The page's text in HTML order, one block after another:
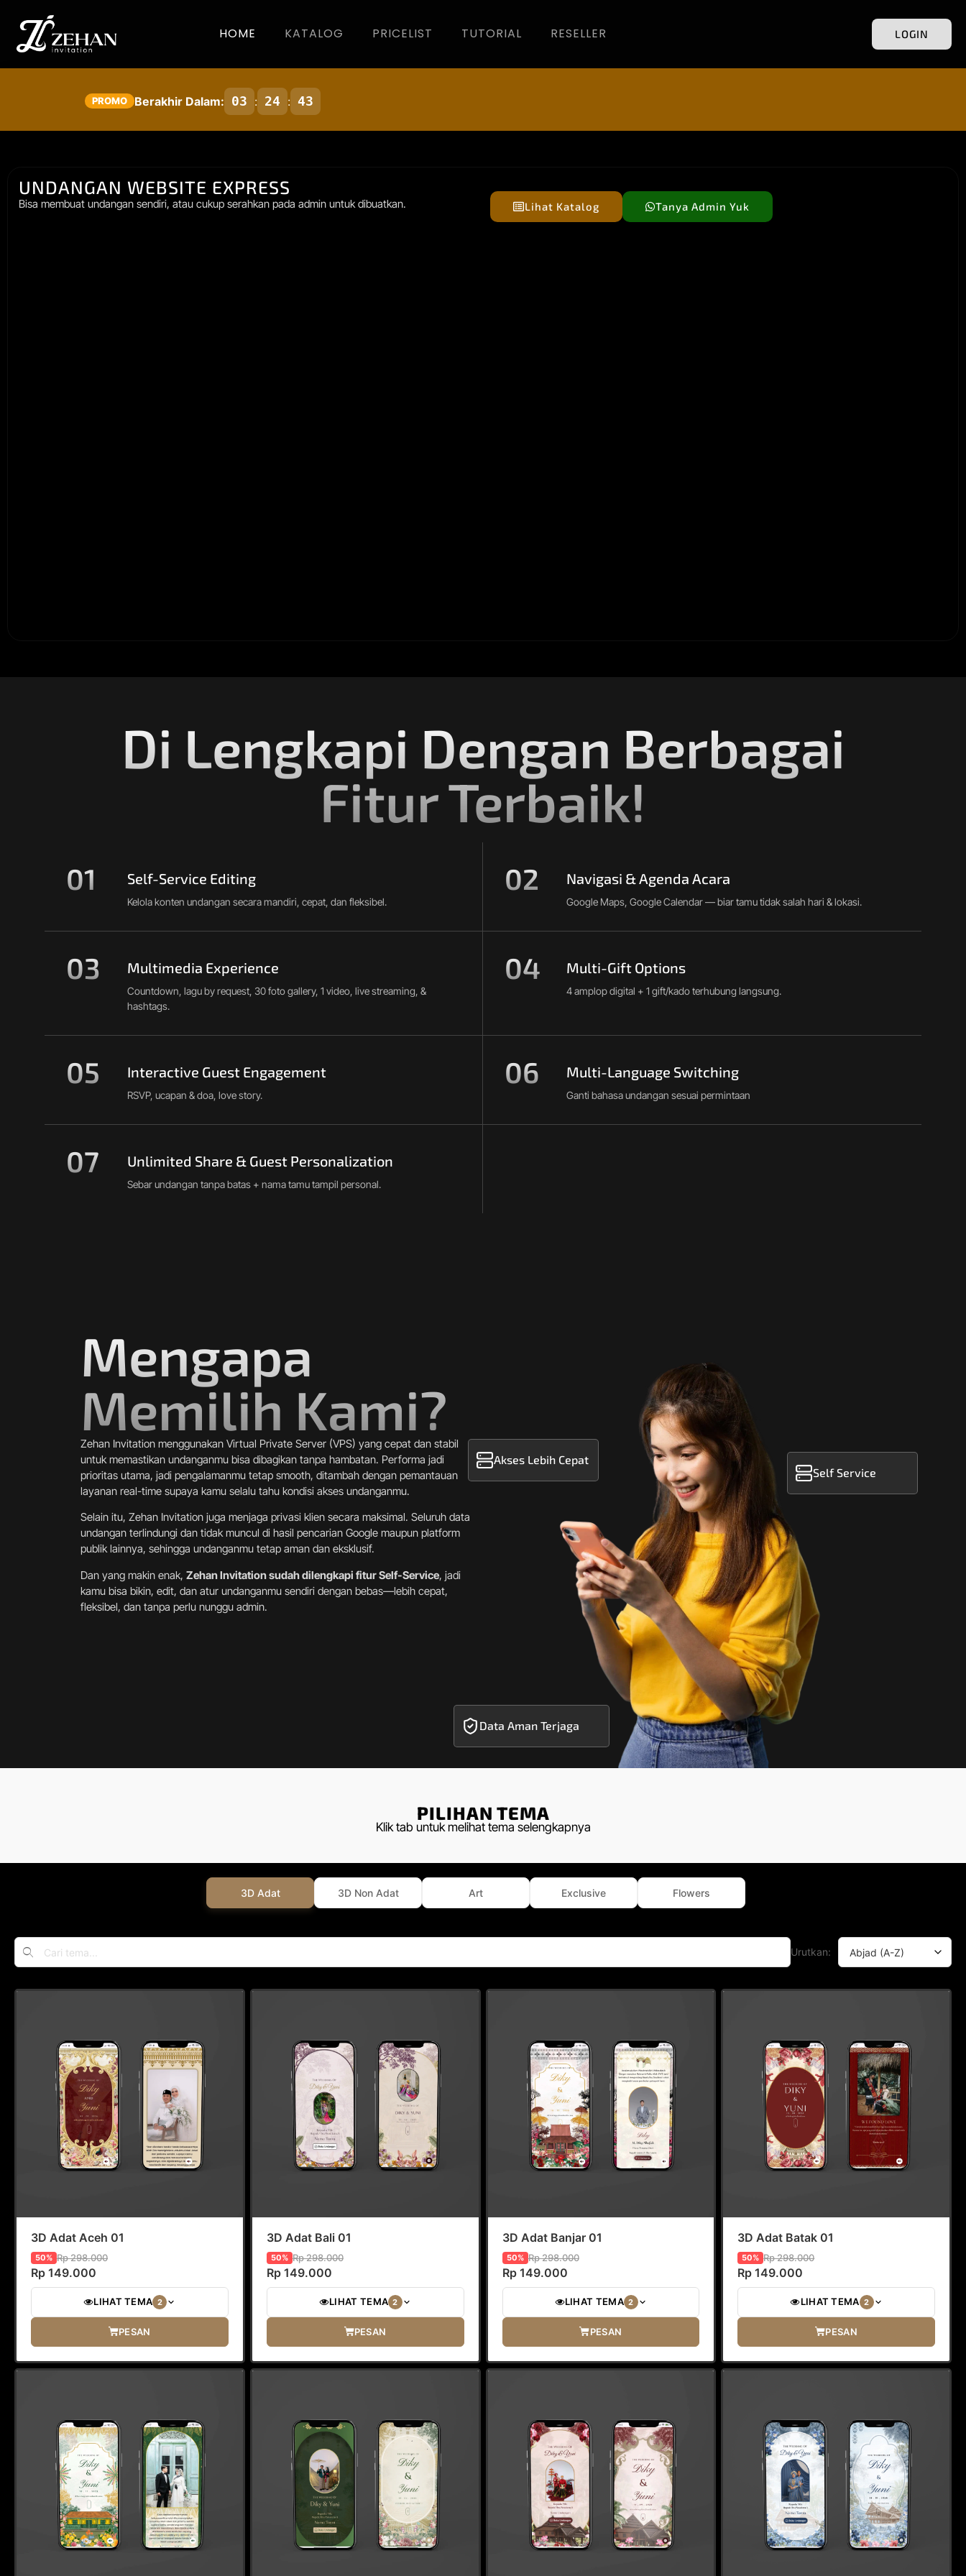
HOME KATALOG PRICELIST TUTORIAL RESELLER LOGIN
PROMO Berakhir Dalam: 03 : 24 : 42
UNDANGAN WEBSITE EXPRESS
Bisa membuat undangan sendiri, atau cukup serahkan pada admin untuk dibuatkan. Lihat Katalog Tanya Admin Yuk
Di Lengkapi Dengan Berbagai
Fitur Terbaik!
01 Self-Service Editing
Kelola konten undangan secara mandiri, cepat, dan fleksibel.
02 Navigasi & Agenda Acara
Google Maps, Google Calendar — biar tamu tidak salah hari & lokasi.
03 Multimedia Experience
Countdown, lagu by request, 30 foto gallery, 1 video, live streaming, &
hashtags.
04 Multi-Gift Options
4 amplop digital + 1 gift/kado terhubung langsung.
05 Interactive Guest Engagement
RSVP, ucapan & doa, love story.
06 Multi-Language Switching
Ganti bahasa undangan sesuai permintaan
07 Unlimited Share & Guest Personalization
Sebar undangan tanpa batas + nama tamu tampil personal.
Mengapa
Memilih Kami?
Zehan Invitation menggunakan Virtual Private Server (VPS) yang cepat dan stabil
untuk memastikan undanganmu bisa dibagikan tanpa hambatan. Performa jadi
prioritas utama, jadi pengalamanmu tetap smooth, ditambah dengan pemantauan
layanan real-time supaya kamu selalu tahu kondisi akses undanganmu.
Selain itu, Zehan Invitation juga menjaga privasi klien secara maksimal. Seluruh data
undangan terlindungi dan tidak muncul di hasil pencarian Google maupun platform
publik lainnya, sehingga undanganmu tetap aman dan eksklusif.
Dan yang makin enak, Zehan Invitation sudah dilengkapi fitur Self-Service, jadi
kamu bisa bikin, edit, dan atur undanganmu sendiri dengan bebas—lebih cepat,
fleksibel, dan tanpa perlu nunggu admin.
Akses Lebih Cepat
Self Service
Data Aman Terjaga
PILIHAN TEMA
Klik tab untuk melihat tema selengkapnya
3D Adat 3D Non Adat Art Exclusive Flowers
Urutkan:
3D Adat Aceh 01
50% Rp 298.000
Rp 149.000
LIHAT TEMA 2
PESAN
3D Adat Bali 01
50% Rp 298.000
Rp 149.000
LIHAT TEMA 2
PESAN
3D Adat Banjar 01
50% Rp 298.000
Rp 149.000
LIHAT TEMA 2
PESAN
3D Adat Batak 01
50% Rp 298.000
Rp 149.000
LIHAT TEMA 2
PESAN